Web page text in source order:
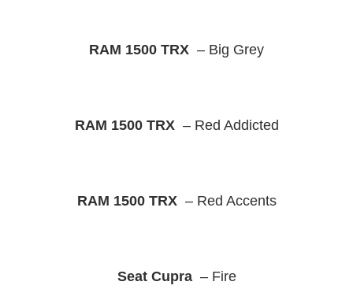
RAM 1500 TRX – Big Grey
RAM 1500 TRX – Red Addicted
RAM 1500 TRX – Red Accents
Seat Cupra – Fire